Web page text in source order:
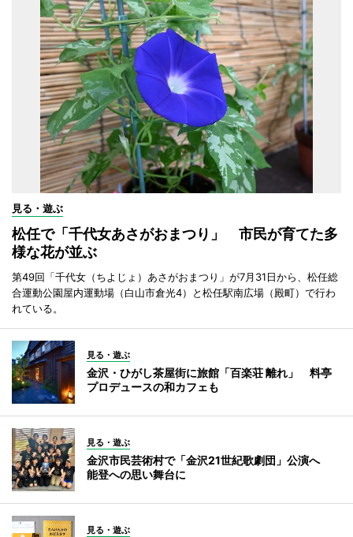
見る・遊ぶ
松任で「千代女あさがおまつり」 市民が育てた多
様な花が並ぶ
第49回「千代女（ちよじょ）あさがおまつり」が7月31日から、松任総
合運動公園屋内運動場（白山市倉光4）と松任駅南広場（殿町）で行わ
れている。
見る・遊ぶ
金沢・ひがし茶屋街に旅館「百楽荘 離れ」 料亭
プロデュースの和カフェも
見る・遊ぶ
金沢市民芸術村で「金沢21世紀歌劇団」公演へ
能登への思い舞台に
見る・遊ぶ